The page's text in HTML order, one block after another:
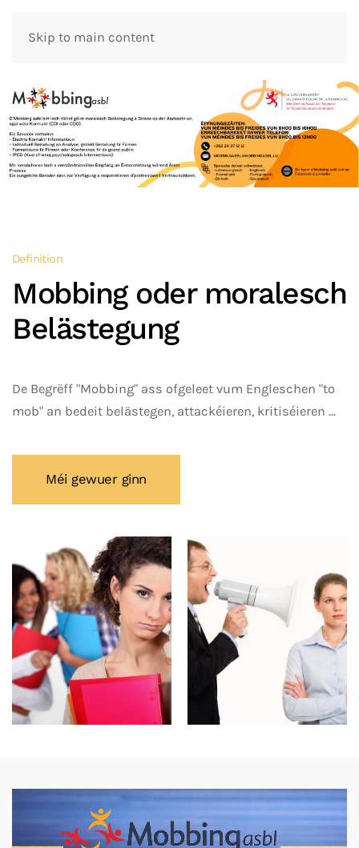
Skip to main content
Definition
Mobbing oder moralesch
Belästegung
De Begrëff "Mobbing" ass ofgeleet vum Engleschen "to
mob" an bedeit belästegen, attackéieren, kritiséieren ...
Méi gewuer ginn